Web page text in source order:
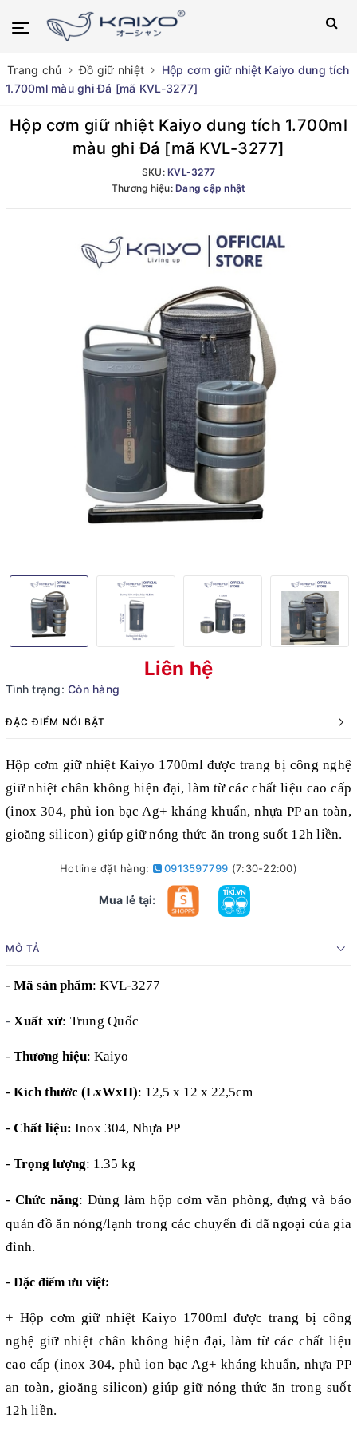
Trang chủ Đồ giữ nhiệt
Hộp cơm giữ nhiệt Kaiyo dung tích
1.700ml màu ghi Đá [mã KVL-3277]
Hộp cơm giữ nhiệt Kaiyo dung tích 1.700ml
màu ghi Đá [mã KVL-3277]
SKU:KVL-3277
Thương hiệu:Đang cập nhật
Liên hệ
Tình trạng: Còn hàng
ĐẶC ĐIỂM NỔI BẬT
Hộp cơm giữ nhiệt Kaiyo 1700mlđược trang bị công nghệ
giữ nhiệt chân không hiện đại, làm từ các chất liệu cao cấp
(inox 304, phủ ion bạc Ag+ kháng khuẩn, nhựa PP an toàn,
gioăng silicon) giúp giữ nóng thức ăn trong suốt 12h liền.
Hotline đặt hàng: 0913597799 (7:30-22:00)
Mua lẻ tại:
MÔ TẢ
- Mã sản phẩm: KVL-3277
-Xuất xứ: Trung Quốc
- Thương hiệu: Kaiyo
- Kích thước (LxWxH): 12,5 x 12 x 22,5cm
- Chất liệu: Inox 304, Nhựa PP
- Trọng lượng: 1.35 kg
- Chức năng: Dùng làm hộp cơm văn phòng, đựng và bảo
quản đồ ăn nóng/lạnh trong các chuyến đi dã ngoại của gia
đình.
- Đặc điểm ưu việt:
+ Hộp cơm giữ nhiệt Kaiyo 1700ml được trang bị công
nghệ giữ nhiệt chân không hiện đại, làm từ các chất liệu
cao cấp (inox 304, phủ ion bạc Ag+ kháng khuẩn, nhựa PP
an toàn, gioăng silicon) giúp giữ nóng thức ăn trong suốt
12h liền.